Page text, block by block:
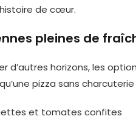
de cœur.
pleines de
d’autres horizons, les
pizza sans
et tomates confites